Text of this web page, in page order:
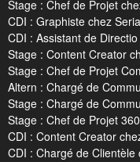
Stage : Chef de Projet
CDI : Graphiste chez
CDI : Assistant de
Stage : Content Creator
Stage : Chef de Projet
Altern : Chargé de
Stage : Chargé de
Stage : Chef de Projet
CDI : Content Creator
CDI : Chargé de Clientèle